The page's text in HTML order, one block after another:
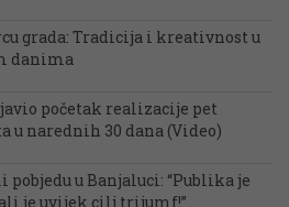
grada: Tradicija i kreativnost u
danima
početak realizacije pet
narednih 30 dana (Video)
u Banjaluci: “Publika je
je uvijek cilj trijumf!”